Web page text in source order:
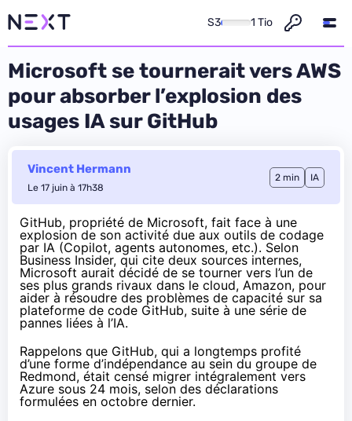
S3 1 Tio
Microsoft se tournerait vers AWS
pour absorber l’explosion des
usages IA sur GitHub
Vincent Hermann
Le 17 juin à 17h38
2 min IA
GitHub, propriété de Microsoft, fait face à une
explosion de son activité due aux outils de codage
par IA (Copilot, agents autonomes, etc.). Selon
Business Insider, qui cite deux sources internes,
Microsoft aurait décidé de se tourner vers l’un de
ses plus grands rivaux dans le cloud, Amazon, pour
aider à résoudre des problèmes de capacité sur sa
plateforme de code GitHub, suite à une série de
pannes liées à l’IA.
Rappelons que GitHub, qui a longtemps profité
d’une forme d’indépendance au sein du groupe de
Redmond, était censé migrer intégralement vers
Azure sous 24 mois, selon des déclarations
formulées en octobre dernier.